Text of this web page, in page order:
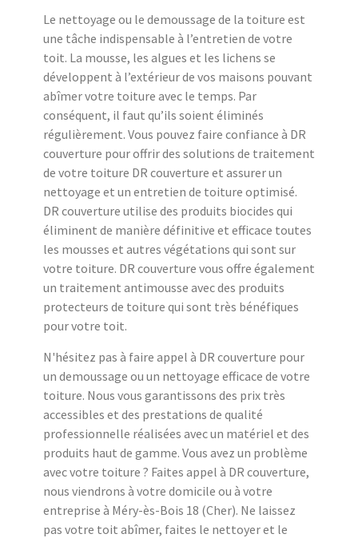
Le nettoyage ou le demoussage de la toiture est
une tâche indispensable à l’entretien de votre
toit. La mousse, les algues et les lichens se
développent à l’extérieur de vos maisons pouvant
abîmer votre toiture avec le temps. Par
conséquent, il faut qu’ils soient éliminés
régulièrement. Vous pouvez faire confiance à DR
couverture pour offrir des solutions de traitement
de votre toiture DR couverture et assurer un
nettoyage et un entretien de toiture optimisé.
DR couverture utilise des produits biocides qui
éliminent de manière définitive et efficace toutes
les mousses et autres végétations qui sont sur
votre toiture. DR couverture vous offre également
un traitement antimousse avec des produits
protecteurs de toiture qui sont très bénéfiques
pour votre toit.
N'hésitez pas à faire appel à DR couverture pour
un demoussage ou un nettoyage efficace de votre
toiture. Nous vous garantissons des prix très
accessibles et des prestations de qualité
professionnelle réalisées avec un matériel et des
produits haut de gamme. Vous avez un problème
avec votre toiture ? Faites appel à DR couverture,
nous viendrons à votre domicile ou à votre
entreprise à Méry-ès-Bois 18 (Cher). Ne laissez
pas votre toit abîmer, faites le nettoyer et le